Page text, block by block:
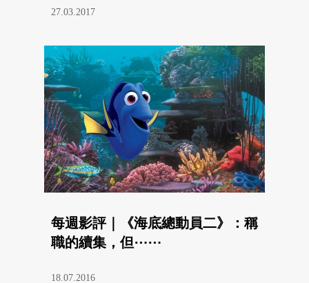
27.03.2017
每週影評｜《海底總動員二》：稱
職的續集，但⋯⋯
18.07.2016